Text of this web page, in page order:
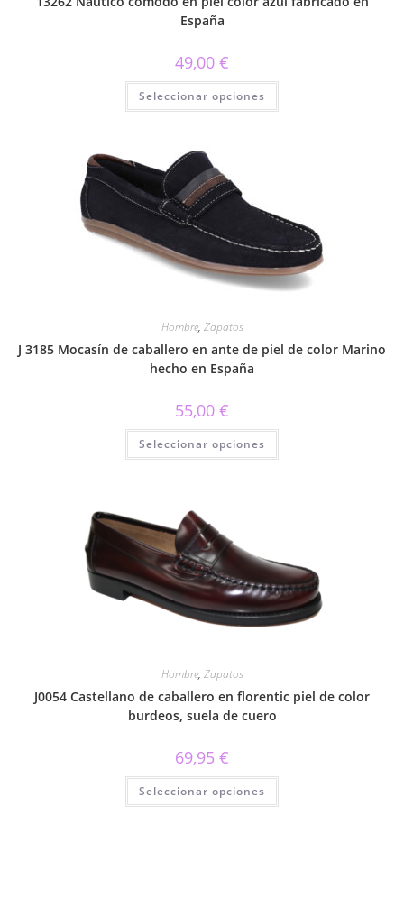
España
49,00 €
Seleccionar opciones
Este
tiene
en
la
página
de
producto
Hombre, Zapatos
J 3185 Mocasín de caballero en ante de piel de color Marino
hecho en España
55,00 €
Seleccionar opciones
Este
tiene
en
la
página
de
producto
Hombre, Zapatos
J0054 Castellano de caballero en florentic piel de color
burdeos, suela de cuero
69,95 €
Seleccionar opciones
Este
tiene